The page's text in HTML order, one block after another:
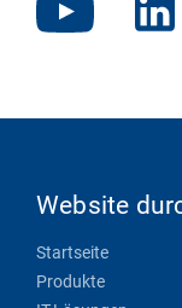
Website
Startseite
Produkte